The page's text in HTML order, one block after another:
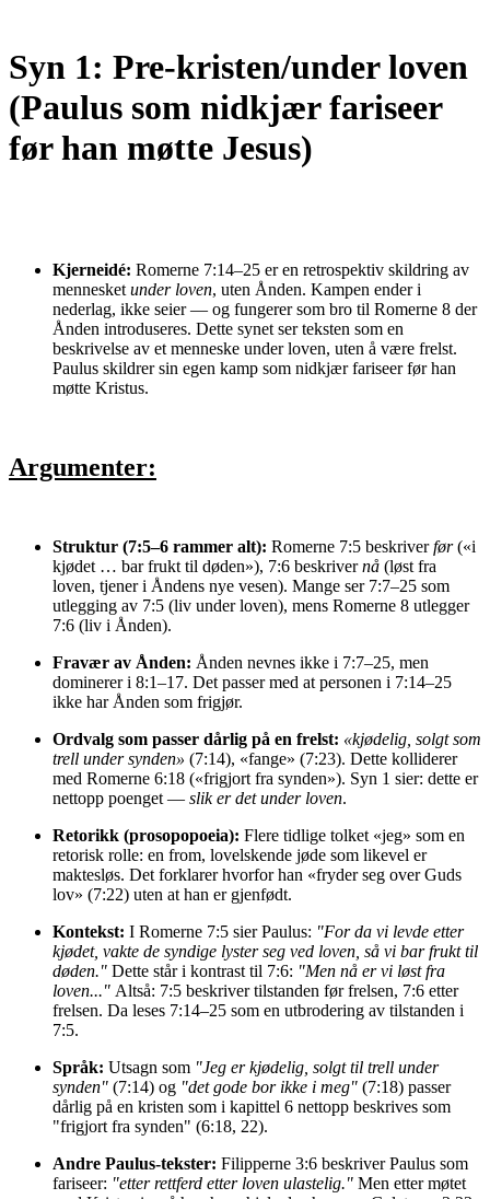
Syn 1: Pre-kristen/under loven
(Paulus som nidkjær fariseer
før han møtte Jesus)
Kjerneidé: Romerne 7:14–25 er en retrospektiv skildring av
mennesket under loven, uten Ånden. Kampen ender i
nederlag, ikke seier — og fungerer som bro til Romerne 8 der
Ånden introduseres. Dette synet ser teksten som en
beskrivelse av et menneske under loven, uten å være frelst.
Paulus skildrer sin egen kamp som nidkjær fariseer før han
møtte Kristus.
Argumenter:
Struktur (7:5–6 rammer alt): Romerne 7:5 beskriverfør(«i
kjødet … bar frukt til døden»), 7:6 beskrivernå (løst fra
loven, tjener i Åndens nye vesen). Mange ser 7:7–25 som
utlegging av 7:5 (liv under loven), mens Romerne 8 utlegger
7:6 (liv i Ånden).
Fravær av Ånden: Ånden nevnes ikke i 7:7–25, men
dominerer i 8:1–17. Det passer med at personen i 7:14–25
ikke har Ånden som frigjør.
Ordvalg som passer dårlig på en frelst: «kjødelig, solgt som
trell under synden» (7:14), «fange» (7:23). Dette kolliderer
med Romerne 6:18 («frigjort fra synden»). Syn 1 sier: dette er
nettopp poenget — slik er det under loven.
Retorikk (prosopopoeia): Flere tidlige tolket «jeg» som en
retorisk rolle: en from, lovelskende jøde som likevel er
maktesløs. Det forklarer hvorfor han «fryder seg over Guds
lov» (7:22) uten at han er gjenfødt.
Kontekst: I Romerne 7:5 sier Paulus: "For da vi levde etter
kjødet, vakte de syndige lyster seg ved loven, så vi bar frukt til
døden." Dette står i kontrast til 7:6: "Men nå er vi løst fra
loven..." Altså: 7:5 beskriver tilstanden før frelsen, 7:6 etter
frelsen. Da leses 7:14–25 som en utbrodering av tilstanden i
7:5.
Språk: Utsagn som "Jeg er kjødelig, solgt til trell under
synden" (7:14) og "det gode bor ikke i meg" (7:18) passer
dårlig på en kristen som i kapittel 6 nettopp beskrives som
"frigjort fra synden" (6:18, 22).
Andre Paulus-tekster: Filipperne 3:6 beskriver Paulus som
fariseer: "etter rettferd etter loven ulastelig." Men etter møtet